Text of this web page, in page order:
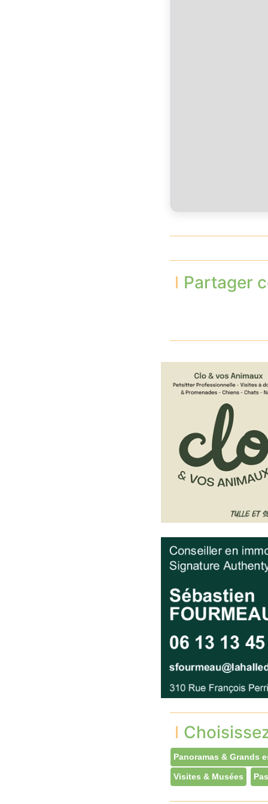
Partager
Panoramas & Grands
Visites & Musées